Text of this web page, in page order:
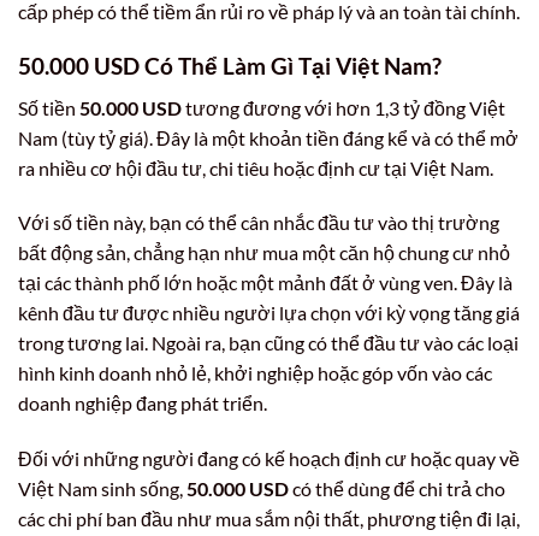
cấp phép có thể tiềm ẩn rủi ro về pháp lý và an toàn tài chính.
50.000 USD Có Thể Làm Gì Tại Việt Nam?
Số tiền 50.000 USDtương đương với hơn 1,3 tỷ đồng Việt
Nam (tùy tỷ giá). Đây là một khoản tiền đáng kể và có thể mở
ra nhiều cơ hội đầu tư, chi tiêu hoặc định cư tại Việt Nam.
Với số tiền này, bạn có thể cân nhắc đầu tư vào thị trường
bất động sản, chẳng hạn như mua một căn hộ chung cư nhỏ
tại các thành phố lớn hoặc một mảnh đất ở vùng ven. Đây là
kênh đầu tư được nhiều người lựa chọn với kỳ vọng tăng giá
trong tương lai. Ngoài ra, bạn cũng có thể đầu tư vào các loại
hình kinh doanh nhỏ lẻ, khởi nghiệp hoặc góp vốn vào các
doanh nghiệp đang phát triển.
Đối với những người đang có kế hoạch định cư hoặc quay về
Việt Nam sinh sống,50.000 USDcó thể dùng để chi trả cho
các chi phí ban đầu như mua sắm nội thất, phương tiện đi lại,